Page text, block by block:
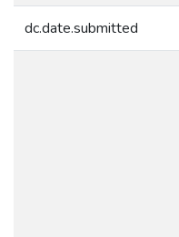
dc.date.submitted